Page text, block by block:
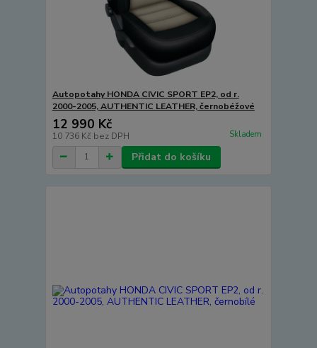
Autopotahy HONDA CIVIC SPORT EP2, od r.
2000-2005, AUTHENTIC LEATHER, černobéžové
12 990 Kč
10 736 Kč bez DPH Skladem
Přidat do košíku